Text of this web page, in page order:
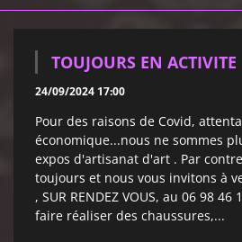
TOUJOURS EN ACTIVITE
24/09/2024 17:00
Pour des raisons de Covid,
économique...nous ne sommes
expos d'artisanat d'art . Par
toujours et nous vous invitons à
, SUR RENDEZ VOUS, au 06 98
faire réaliser des chaussures,...